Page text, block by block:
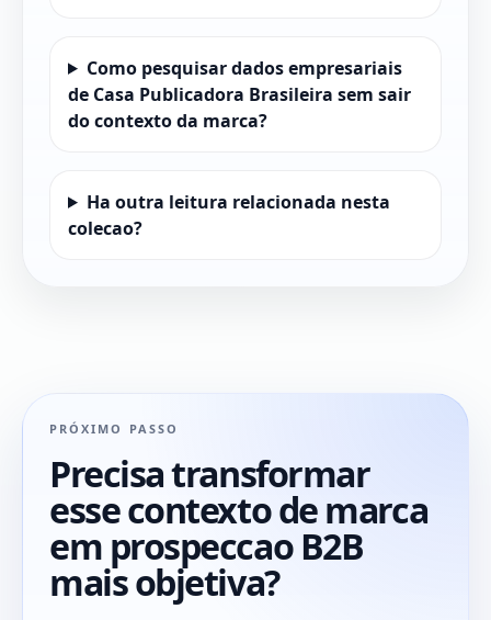
Como pesquisar dados empresariais
de Casa Publicadora Brasileira sem sair
do contexto da marca?
Ha outra leitura relacionada nesta
colecao?
PRÓXIMO PASSO
Precisa transformar
esse contexto de marca
em prospeccao B2B
mais objetiva?